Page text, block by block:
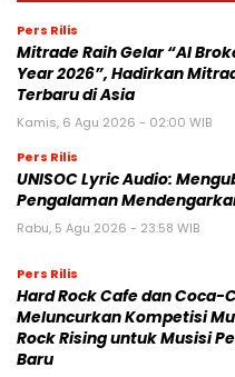
Pers Rilis
Mitrade Raih Gelar “AI
Year 2026”, Hadirkan
Terbaru di Asia
Kamis, 6 Agu 2026 - 02:00 WIB
Pers Rilis
UNISOC Lyric Audio:
Pengalaman
Rabu, 5 Agu 2026 - 23:58 WIB
Pers Rilis
Hard Rock Cafe dan Coca-
Meluncurkan Kompetisi
Rock Rising untuk Musisi
Baru